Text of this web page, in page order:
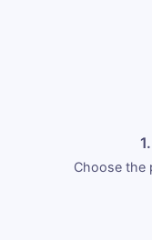
Choose the